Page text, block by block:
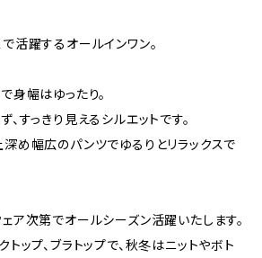
活躍するオールインワン。
身幅はゆったり。
すっきり見えるシルエットです。
め幅広のパンツでゆるりとリラックスで
ア次第でオールシーズン活躍いたします。
ップ、ブラトップで、秋冬はニットやボト